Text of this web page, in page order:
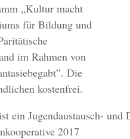
„Kultur macht
für Bildung und
im Rahmen von
Die
kostenfrei.
2017